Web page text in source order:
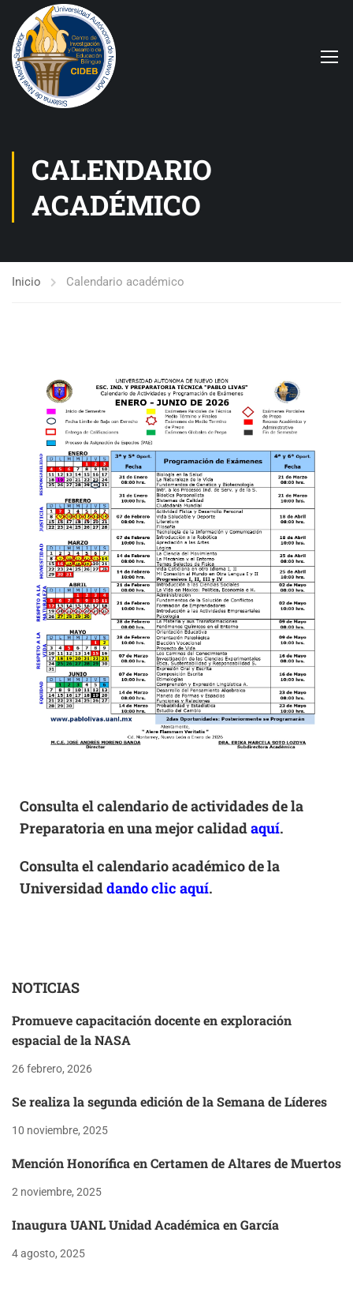
CALENDARIO
ACADÉMICO
Inicio Calendario académico
Consulta el calendario de actividades de la
Preparatoria en una mejor calidadaquí.
Consulta el calendario académico de la
Universidaddando clic aquí.
NOTICIAS
Promueve capacitación docente en exploración
espacial de la NASA
26 febrero, 2026
Se realiza la segunda edición de la Semana de Líderes
10 noviembre, 2025
Mención Honorífica en Certamen de Altares de Muertos
2 noviembre, 2025
Inaugura UANL Unidad Académica en García
4 agosto, 2025